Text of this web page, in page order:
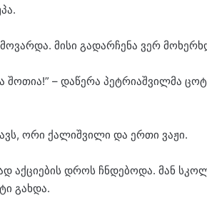
მისი გა­დარ­ჩე­ნა ვერ
შო­თია!” – და­წე­რა პეტ­რი­აშ­ვილ­მა
ორი ქა­ლიშ­ვი­ლი და ერთი ვაჟი.
აქ­ცი­ე­ბის დროს ჩნდე­ბო­და. მან
გახ­და.